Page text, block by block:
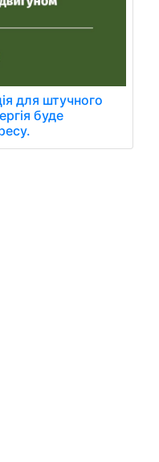
для штучного
буде